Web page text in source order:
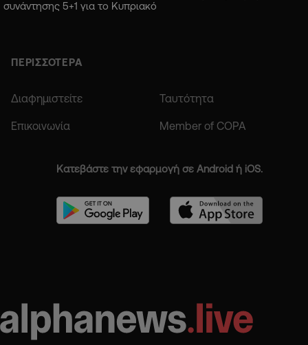
συνάντησης 5+1 για το Κυπριακό
ΠΕΡΙΣΣΟΤΕΡΑ
Διαφημιστείτε Ταυτότητα
Επικοινωνία Member of COPA
Κατεβάστε την εφαρμογή σε Android ή iOS.